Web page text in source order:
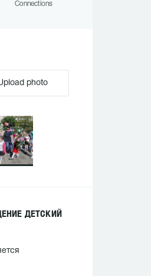
Connections
photo
ДЕТСКИЙ